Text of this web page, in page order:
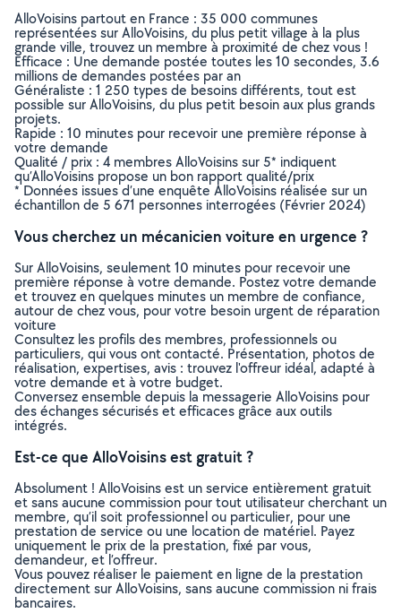
AlloVoisins partout en France : 35 000 communes
représentées sur AlloVoisins, du plus petit village à la plus
grande ville, trouvez un membre à proximité de chez vous !
Efficace : Une demande postée toutes les 10 secondes, 3.6
millions de demandes postées par an
Généraliste : 1 250 types de besoins différents, tout est
possible sur AlloVoisins, du plus petit besoin aux plus grands
projets.
Rapide : 10 minutes pour recevoir une première réponse à
votre demande
Qualité / prix : 4 membres AlloVoisins sur 5* indiquent
qu’AlloVoisins propose un bon rapport qualité/prix
* Données issues d’une enquête AlloVoisins réalisée sur un
échantillon de 5 671 personnes interrogées (Février 2024)
Vous cherchez un mécanicien voiture en urgence ?
Sur AlloVoisins, seulement 10 minutes pour recevoir une
première réponse à votre demande. Postez votre demande
et trouvez en quelques minutes un membre de confiance,
autour de chez vous, pour votre besoin urgent de réparation
voiture
Consultez les profils des membres, professionnels ou
particuliers, qui vous ont contacté. Présentation, photos de
réalisation, expertises, avis : trouvez l'offreur idéal, adapté à
votre demande et à votre budget.
Conversez ensemble depuis la messagerie AlloVoisins pour
des échanges sécurisés et efficaces grâce aux outils
intégrés.
Est-ce que AlloVoisins est gratuit ?
Absolument ! AlloVoisins est un service entièrement gratuit
et sans aucune commission pour tout utilisateur cherchant un
membre, qu’il soit professionnel ou particulier, pour une
prestation de service ou une location de matériel. Payez
uniquement le prix de la prestation, fixé par vous,
demandeur, et l’offreur.
Vous pouvez réaliser le paiement en ligne de la prestation
directement sur AlloVoisins, sans aucune commission ni frais
bancaires.